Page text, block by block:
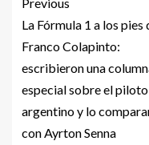
La Fórmula 1 a los pies
Franco Colapinto:
escribieron una
especial sobre el piloto
argentino y lo
con Ayrton Senna